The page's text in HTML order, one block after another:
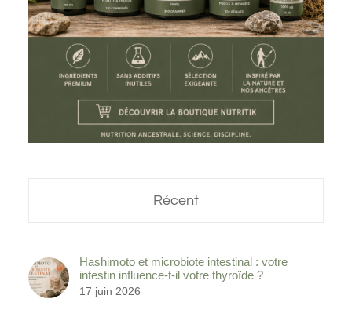
Récent
Hashimoto et microbiote intestinal : votre
intestin influence-t-il votre thyroïde ?
17 juin 2026